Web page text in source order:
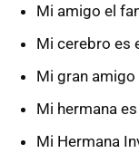
Mi amigo el
Mi cerebro es
Mi gran amigo
Mi hermana
Mi Hermana